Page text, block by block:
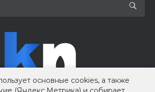
В корзину
основные cookies, а также